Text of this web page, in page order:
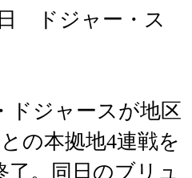
日 ドジャー・ス
ジャースが地区
の本拠地4連戦を
了。同日のブリュ